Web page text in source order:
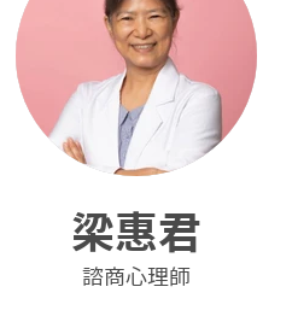
梁惠君
諮商心理師